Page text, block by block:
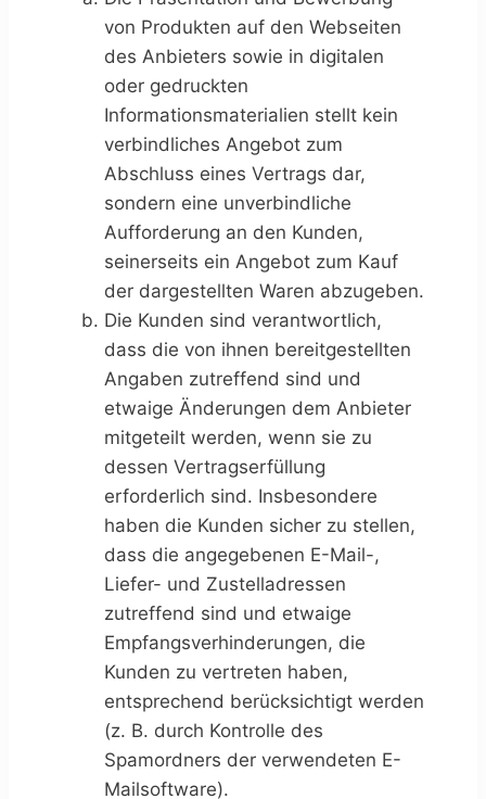
von Produkten auf den Webseiten
des Anbieters sowie in digitalen
oder gedruckten
Informationsmaterialien stellt kein
verbindliches Angebot zum
Abschluss eines Vertrags dar,
sondern eine unverbindliche
Aufforderung an den Kunden,
seinerseits ein Angebot zum Kauf
der dargestellten Waren abzugeben.
Die Kunden sind verantwortlich,
dass die von ihnen bereitgestellten
Angaben zutreffend sind und
etwaige Änderungen dem Anbieter
mitgeteilt werden, wenn sie zu
dessen Vertragserfüllung
erforderlich sind. Insbesondere
haben die Kunden sicher zu stellen,
dass die angegebenen E-Mail-,
Liefer- und Zustelladressen
zutreffend sind und etwaige
Empfangsverhinderungen, die
Kunden zu vertreten haben,
entsprechend berücksichtigt werden
(z. B. durch Kontrolle des
Spamordners der verwendeten E-
Mailsoftware).